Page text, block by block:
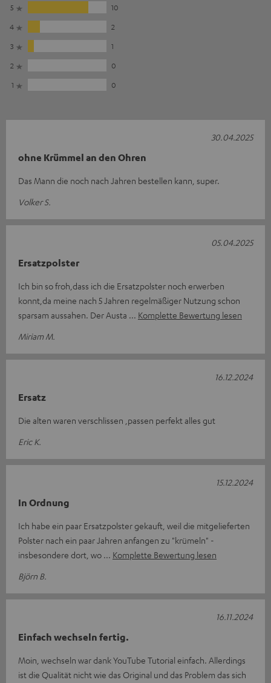
5
10
4
2
3
1
2
0
1
0
ohne Krümmel an den Ohren
Das Mann die noch nach Jahren bestellen kann, super.
Volker S.
30.04.2025
Ersatzpolster
Ich bin so froh,dass ich die Ersatzpolster noch erwerben
konnt,da meine nach 5 Jahren regelmäßiger Nutzung schon
sparsam aussahen. Der Austa
Komplette Bewertung lesen
Miriam M.
05.04.2025
Ersatz
Die alten waren verschlissen ,passen perfekt alles gut
Eric K.
16.12.2024
In Ordnung
Ich habe ein paar Ersatzpolster gekauft, weil die mitgelieferten
Polster nach ein paar Jahren anfangen zu "krümeln" -
insbesondere dort, wo
Komplette Bewertung lesen
Björn B.
15.12.2024
Einfach wechseln fertig.
Moin, wechseln war dank YouTube Tutorial einfach. Allerdings
ist die Qualität nicht wie das Original und das Problem das sich
16.11.2024